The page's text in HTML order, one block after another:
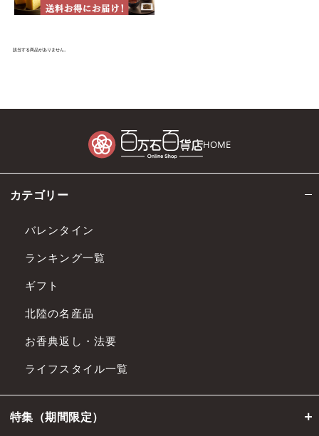
該当する商品がありません。
HOME
カテゴリー
バレンタイン
ランキング一覧
ギフト
北陸の名産品
お香典返し・法要
ライフスタイル一覧
特集（期間限定）